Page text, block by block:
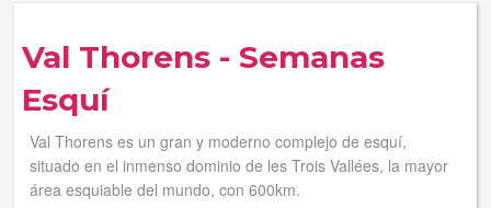
Inicia sessión
Regístrate
Val Thorens - Semanas
Esquí
Val Thorens es un gran y moderno complejo de esquí,
situado en el inmenso dominio de les Trois Vallées, la mayor
área esquiable del mundo, con 600km.